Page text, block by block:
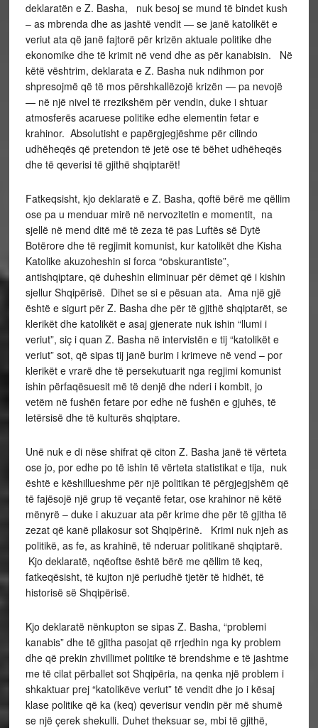
deklaratën e Z. Basha, nuk besoj se mund të bindet kush
– as mbrenda dhe as jashtë vendit — se janë katolikët e
veriut ata që janë fajtorë për krizën aktuale politike dhe
ekonomike dhe të krimit në vend dhe as për kanabisin. Në
këtë vështrim, deklarata e Z. Basha nuk ndihmon por
shpresojmë që të mos përshkallëzojë krizën — pa nevojë
— në një nivel të rrezikshëm për vendin, duke i shtuar
atmosferës acaruese politike edhe elementin fetar e
krahinor. Absolutisht e papërgjegjëshme për cilindo
udhëheqës që pretendon të jetë ose të bëhet udhëheqës
dhe të qeverisi të gjithë shqiptarët!
Fatkeqsisht, kjo deklaratë e Z. Basha, qoftë bërë me qëllim
ose pa u menduar mirë në nervozitetin e momentit, na
sjellë në mend ditë më të zeza të pas Luftës së Dytë
Botërore dhe të regjimit komunist, kur katolikët dhe Kisha
Katolike akuzoheshin si forca “obskurantiste”,
antishqiptare, që duheshin eliminuar për dëmet që i kishin
sjellur Shqipërisë. Dihet se si e pësuan ata. Ama një gjë
është e sigurt për Z. Basha dhe për të gjithë shqiptarët, se
klerikët dhe katolikët e asaj gjenerate nuk ishin “llumi i
veriut”, siç i quan Z. Basha në intervistën e tij “katolikët e
veriut” sot, që sipas tij janë burim i krimeve në vend – por
klerikët e vrarë dhe të persekutuarit nga regjimi komunist
ishin përfaqësuesit më të denjë dhe nderi i kombit, jo
vetëm në fushën fetare por edhe në fushën e gjuhës, të
letërsisë dhe të kulturës shqiptare.
Unë nuk e di nëse shifrat që citon Z. Basha janë të vërteta
ose jo, por edhe po të ishin të vërteta statistikat e tija, nuk
është e këshillueshme për një politikan të përgjegjshëm që
të fajësojë një grup të veçantë fetar, ose krahinor në këtë
mënyrë – duke i akuzuar ata për krime dhe për të gjitha të
zezat që kanë pllakosur sot Shqipërinë. Krimi nuk njeh as
politikë, as fe, as krahinë, të nderuar politikanë shqiptarë.
Kjo deklaratë, nqëoftse është bërë me qëllim të keq,
fatkeqësisht, të kujton një periudhë tjetër të hidhët, të
historisë së Shqipërisë.
Kjo deklaratë nënkupton se sipas Z. Basha, “problemi
kanabis” dhe të gjitha pasojat që rrjedhin nga ky problem
dhe që prekin zhvillimet politike të brendshme e të jashtme
me të cilat përballet sot Shqipëria, na qenka një problem i
shkaktuar prej “katolikëve veriut” të vendit dhe jo i kësaj
klase politike që ka (keq) qeverisur vendin për më shumë
se një çerek shekulli. Duhet theksuar se, mbi të gjithë,